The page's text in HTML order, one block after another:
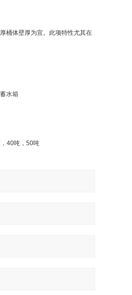
桶体壁厚为宜。此项特性尤其在
水箱
40吨， 50吨